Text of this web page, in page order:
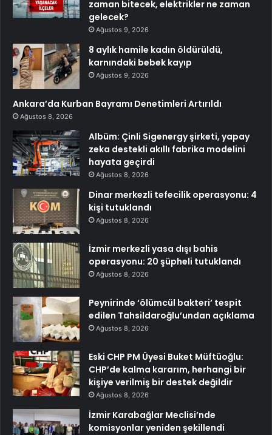
zaman bitecek, elektrikler ne zaman
gelecek?
Ağustos 9, 2026
8 aylık hamile kadın öldürüldü,
karnındaki bebek kayıp
Ağustos 9, 2026
Ankara’da Kurban Bayramı Denetimleri Artırıldı
Ağustos 8, 2026
Albüm: Çinli Sigenergy şirketi, yapay
zeka destekli akıllı fabrika modelini
hayata geçirdi
Ağustos 8, 2026
Dinar merkezli tefecilik operasyonu: 4
kişi tutuklandı
Ağustos 8, 2026
İzmir merkezli yasa dışı bahis
operasyonu: 20 şüpheli tutuklandı
Ağustos 8, 2026
Peynirinde ‘ölümcül bakteri’ tespit
edilen Tahsildaroğlu’undan açıklama
Ağustos 8, 2026
Eski CHP PM Üyesi Buket Müftüoğlu:
CHP’de kalma kararım, herhangi bir
kişiye verilmiş bir destek değildir
Ağustos 8, 2026
İzmir Karabağlar Meclisi’nde
komisyonlar yeniden şekillendi